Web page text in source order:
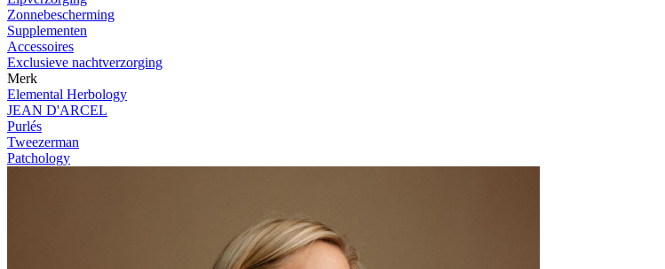
Zonnebescherming
Supplementen
Accessoires
Exclusieve nachtverzorging
Merk
Elemental Herbology
JEAN D'ARCEL
Purlés
Tweezerman
Patchology